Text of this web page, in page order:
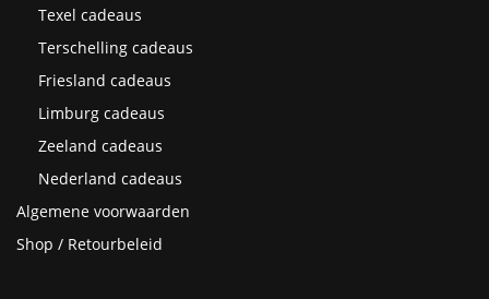
Texel cadeaus
Terschelling cadeaus
Friesland cadeaus
Limburg cadeaus
Zeeland cadeaus
Nederland cadeaus
Algemene voorwaarden
Shop / Retourbeleid